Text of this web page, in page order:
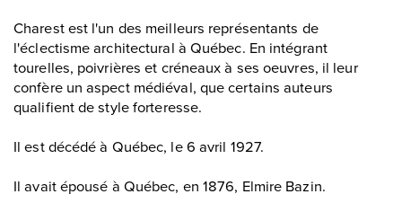
Charest est l'un des meilleurs représentants de
l'éclectisme architectural à Québec. En intégrant
tourelles, poivrières et créneaux à ses oeuvres, il leur
confère un aspect médiéval, que certains auteurs
qualifient de style forteresse.
Il est décédé à Québec, le 6 avril 1927.
Il avait épousé à Québec, en 1876, Elmire Bazin.